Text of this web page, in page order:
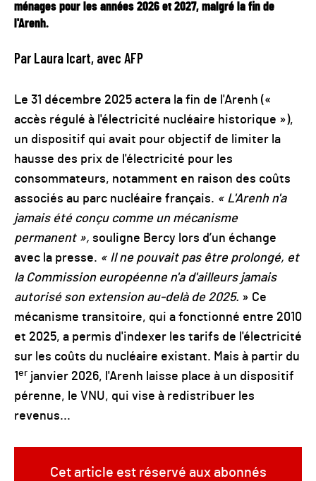
ménages pour les années 2026 et 2027, malgré la fin de
l'Arenh.
Par Laura Icart, avec AFP
Le 31 décembre 2025 actera la fin de l'Arenh («
accès régulé à l'électricité nucléaire historique »),
un dispositif qui avait pour objectif de limiter la
hausse des prix de l'électricité pour les
consommateurs, notamment en raison des coûts
associés au parc nucléaire français. « L'Arenh n'a
jamais été conçu comme un mécanisme
permanent », souligne Bercy lors d’un échange
avec la presse. « Il ne pouvait pas être prolongé, et
la Commission européenne n'a d'ailleurs jamais
autorisé son extension au-delà de 2025. » Ce
mécanisme transitoire, qui a fonctionné entre 2010
et 2025, a permis d'indexer les tarifs de l'électricité
sur les coûts du nucléaire existant. Mais à partir du
1 er janvier 2026, l'Arenh laisse place à un dispositif
pérenne, le VNU, qui vise à redistribuer les
revenus...
Cet article est réservé aux abonnés